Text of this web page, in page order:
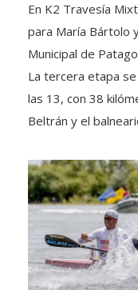
En K2 Travesía
para María Bártolo
Municipal de
La tercera etapa
las 13, con 38
Beltrán y el